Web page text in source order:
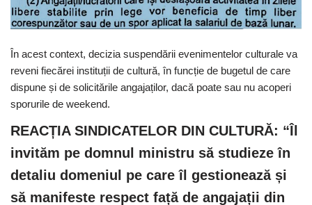
În acest context, decizia suspendării evenimentelor culturale va
reveni fiecărei instituții de cultură, în funcție de bugetul de care
dispune și de solicitările angajaților, dacă poate sau nu acoperi
sporurile de weekend.
REACȚIA SINDICATELOR DIN CULTURĂ: “Îl
invităm pe domnul ministru să studieze în
detaliu domeniul pe care îl gestionează și
să manifeste respect față de angajații din